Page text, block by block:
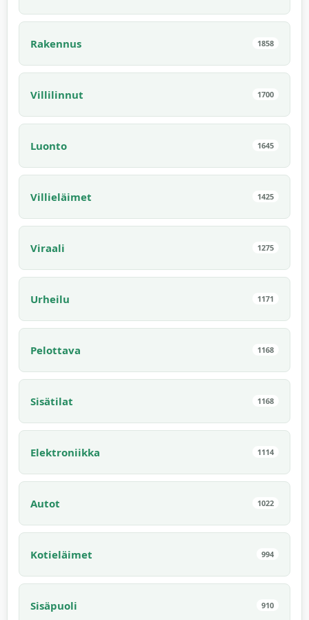
Rakennus 1858
Villilinnut 1700
Luonto 1645
Villieläimet 1425
Viraali 1275
Urheilu 1171
Pelottava 1168
Sisätilat 1168
Elektroniikka 1114
Autot 1022
Kotieläimet 994
Sisäpuoli 910